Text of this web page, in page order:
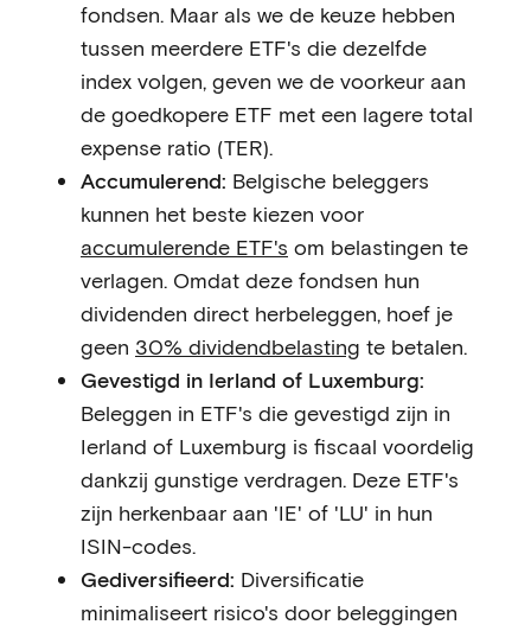
fondsen. Maar als we de keuze hebben
tussen meerdere ETF's die dezelfde
index volgen, geven we de voorkeur aan
de goedkopere ETF met een lagere total
expense ratio (TER).
Accumulerend: Belgische beleggers
kunnen het beste kiezen voor
accumulerende ETF's om belastingen te
verlagen. Omdat deze fondsen hun
dividenden direct herbeleggen, hoef je
geen 30% dividendbelasting te betalen.
Gevestigd in Ierland of Luxemburg:
Beleggen in ETF's die gevestigd zijn in
Ierland of Luxemburg is fiscaal voordelig
dankzij gunstige verdragen. Deze ETF's
zijn herkenbaar aan 'IE' of 'LU' in hun
ISIN-codes.
Gediversifieerd: Diversificatie
minimaliseert risico's door beleggingen